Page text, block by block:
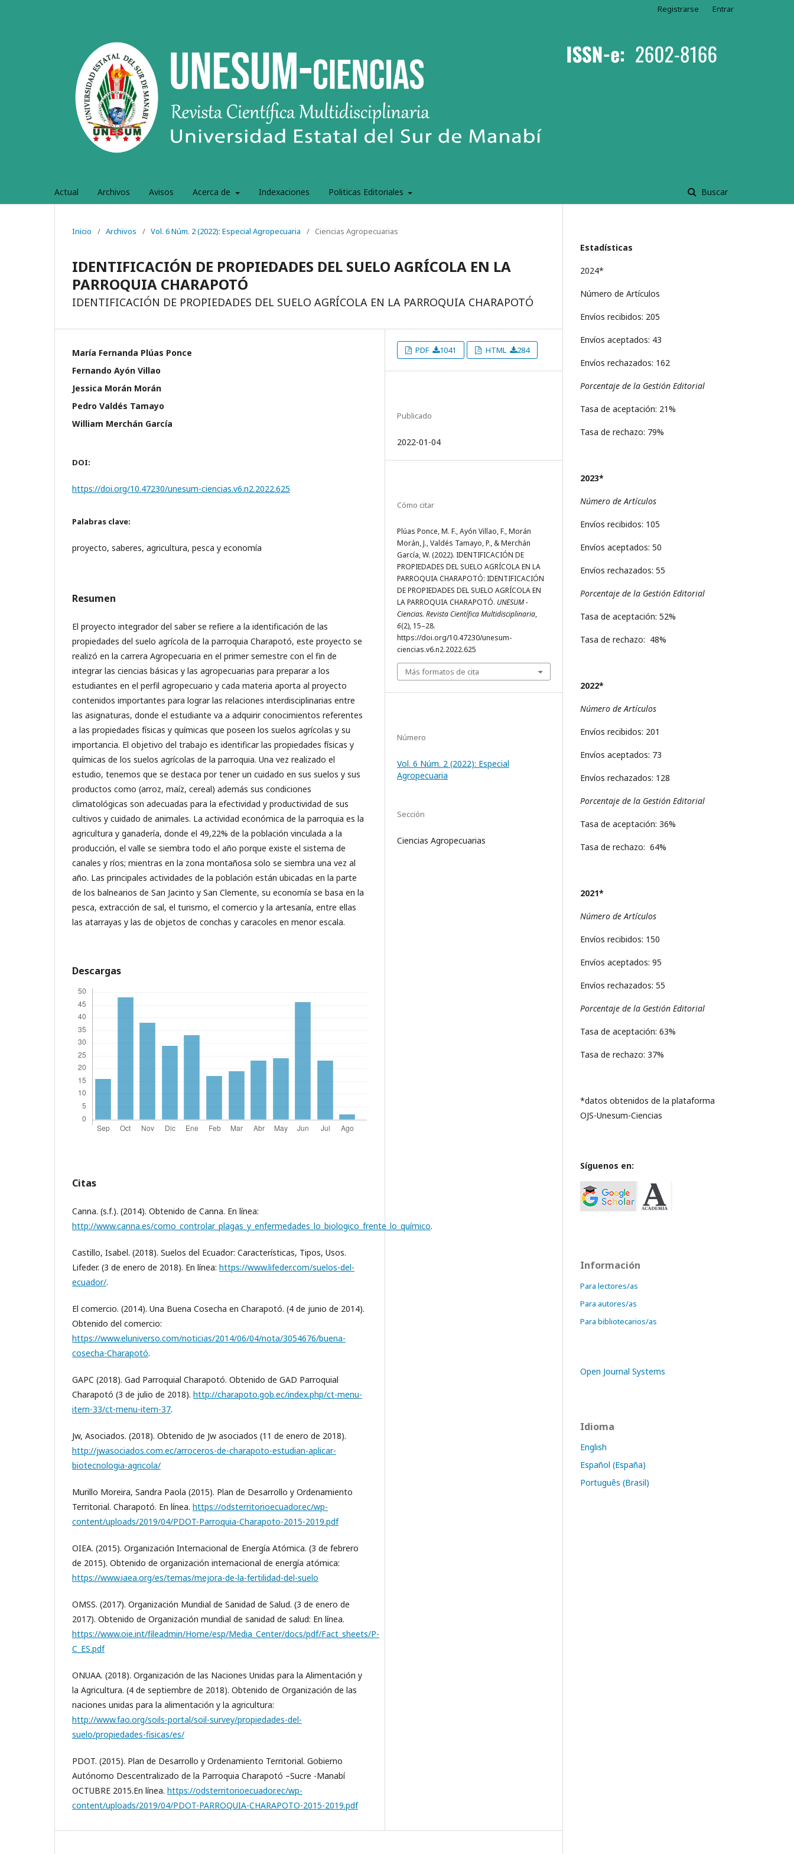
Actual Archivos Avisos Acerca de Indexaciones Politicas Editoriales Buscar
Registrarse Entrar
Inicio / Archivos / Vol. 6 Núm. 2 (2022): Especial Agropecuaria / Ciencias Agropecuarias
IDENTIFICACIÓN DE PROPIEDADES DEL SUELO AGRÍCOLA EN LA
PARROQUIA CHARAPOTÓ
IDENTIFICACIÓN DE PROPIEDADES DEL SUELO AGRÍCOLA EN LA PARROQUIA CHARAPOTÓ
María Fernanda Plúas Ponce
Fernando Ayón Villao
Jessica Morán Morán
Pedro Valdés Tamayo
William Merchán García
DOI:
https://doi.org/10.47230/unesum-ciencias.v6.n2.2022.625
Palabras clave:
proyecto, saberes, agricultura, pesca y economía
Resumen
El proyecto integrador del saber se refiere a la identificación de las
propiedades del suelo agrícola de la parroquia Charapotó, este proyecto se
realizó en la carrera Agropecuaria en el primer semestre con el fin de
integrar las ciencias básicas y las agropecuarias para preparar a los
estudiantes en el perfil agropecuario y cada materia aporta al proyecto
contenidos importantes para lograr las relaciones interdisciplinarias entre
las asignaturas, donde el estudiante va a adquirir conocimientos referentes
a las propiedades físicas y químicas que poseen los suelos agrícolas y su
importancia. El objetivo del trabajo es identificar las propiedades físicas y
químicas de los suelos agrícolas de la parroquia. Una vez realizado el
estudio, tenemos que se destaca por tener un cuidado en sus suelos y sus
productos como (arroz, maíz, cereal) además sus condiciones
climatológicas son adecuadas para la efectividad y productividad de sus
cultivos y cuidado de animales. La actividad económica de la parroquia es la
agricultura y ganadería, donde el 49,22% de la población vinculada a la
producción, el valle se siembra todo el año porque existe el sistema de
canales y ríos; mientras en la zona montañosa solo se siembra una vez al
año. Las principales actividades de la población están ubicadas en la parte
de los balnearios de San Jacinto y San Clemente, su economía se basa en la
pesca, extracción de sal, el turismo, el comercio y la artesanía, entre ellas
las atarrayas y las de objetos de conchas y caracoles en menor escala.
Descargas
Citas
Canna. (s.f.). (2014). Obtenido de Canna. En línea:
http://www.canna.es/como_controlar_plagas_y_enfermedades_lo_biologico_frente_lo_químico.
Castillo, Isabel. (2018). Suelos del Ecuador: Características, Tipos, Usos.
Lifeder. (3 de enero de 2018). En línea: https://www.lifeder.com/suelos-del-
ecuador/.
El comercio. (2014). Una Buena Cosecha en Charapotó. (4 de junio de 2014).
Obtenido del comercio:
https://www.eluniverso.com/noticias/2014/06/04/nota/3054676/buena-
cosecha-Charapotó.
GAPC (2018). Gad Parroquial Charapotó. Obtenido de GAD Parroquial
Charapotó (3 de julio de 2018). http://charapoto.gob.ec/index.php/ct-menu-
item-33/ct-menu-item-37.
Jw, Asociados. (2018). Obtenido de Jw asociados (11 de enero de 2018).
http://jwasociados.com.ec/arroceros-de-charapoto-estudian-aplicar-
biotecnologia-agricola/
Murillo Moreira, Sandra Paola (2015). Plan de Desarrollo y Ordenamiento
Territorial. Charapotó. En línea. https://odsterritorioecuador.ec/wp-
content/uploads/2019/04/PDOT-Parroquia-Charapoto-2015-2019.pdf
OIEA. (2015). Organización Internacional de Energía Atómica. (3 de febrero
de 2015). Obtenido de organización internacional de energía atómica:
https://www.iaea.org/es/temas/mejora-de-la-fertilidad-del-suelo
OMSS. (2017). Organización Mundial de Sanidad de Salud. (3 de enero de
2017). Obtenido de Organización mundial de sanidad de salud: En línea.
https://www.oie.int/fileadmin/Home/esp/Media_Center/docs/pdf/Fact_sheets/P-
C_ES.pdf
ONUAA. (2018). Organización de las Naciones Unidas para la Alimentación y
la Agricultura. (4 de septiembre de 2018). Obtenido de Organización de las
naciones unidas para la alimentación y la agricultura:
http://www.fao.org/soils-portal/soil-survey/propiedades-del-
suelo/propiedades-fisicas/es/
PDOT. (2015). Plan de Desarrollo y Ordenamiento Territorial. Gobierno
Autónomo Descentralizado de la Parroquia Charapotó –Sucre -Manabí
OCTUBRE 2015.En línea. https://odsterritorioecuador.ec/wp-
content/uploads/2019/04/PDOT-PARROQUIA-CHARAPOTO-2015-2019.pdf
PDF 1041 HTML 284
Publicado
2022-01-04
Cómo citar
Plúas Ponce, M. F., Ayón Villao, F., Morán
Morán, J., Valdés Tamayo, P., & Merchán
García, W. (2022). IDENTIFICACIÓN DE
PROPIEDADES DEL SUELO AGRÍCOLA EN LA
PARROQUIA CHARAPOTÓ: IDENTIFICACIÓN
DE PROPIEDADES DEL SUELO AGRÍCOLA EN
LA PARROQUIA CHARAPOTÓ. UNESUM -
Ciencias. Revista Científica Multidisciplinaria,
6(2), 15–28.
https://doi.org/10.47230/unesum-
ciencias.v6.n2.2022.625
Más formatos de cita
Número
Vol. 6 Núm. 2 (2022): Especial
Agropecuaria
Sección
Ciencias Agropecuarias
Estadísticas
2024*
Número de Artículos
Envíos recibidos: 205
Envíos aceptados: 43
Envíos rechazados: 162
Porcentaje de la Gestión Editorial
Tasa de aceptación: 21%
Tasa de rechazo: 79%
2023*
Número de Artículos
Envíos recibidos: 105
Envíos aceptados: 50
Envíos rechazados: 55
Porcentaje de la Gestión Editorial
Tasa de aceptación: 52%
Tasa de rechazo: 48%
2022*
Número de Artículos
Envíos recibidos: 201
Envíos aceptados: 73
Envíos rechazados: 128
Porcentaje de la Gestión Editorial
Tasa de aceptación: 36%
Tasa de rechazo: 64%
2021*
Número de Artículos
Envíos recibidos: 150
Envíos aceptados: 95
Envíos rechazados: 55
Porcentaje de la Gestión Editorial
Tasa de aceptación: 63%
Tasa de rechazo: 37%
*datos obtenidos de la plataforma
OJS-Unesum-Ciencias
Síguenos en:
Información
Para lectores/as
Para autores/as
Para bibliotecarios/as
Open Journal Systems
Idioma
English
Español (España)
Português (Brasil)